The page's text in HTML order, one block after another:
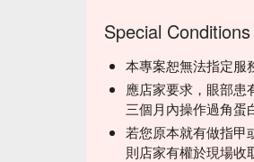
Special Conditions
本專案恕無法指定服
應店家要求，眼部患
三個月內操作過角蛋
若您原本就有做指甲
則店家有權於現場收